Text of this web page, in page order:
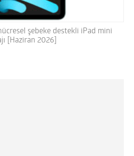
şebeke destekli iPad mini
[Haziran 2026]